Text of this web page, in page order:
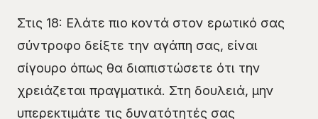
Στις 18: Ελάτε πιο κοντά στον ερωτικό σας
σύντροφο δείξτε την αγάπη σας, είναι
σίγουρο όπως θα διαπιστώσετε ότι την
χρειάζεται πραγματικά. Στη δουλειά, μην
υπερεκτιμάτε τις δυνατότητές σας